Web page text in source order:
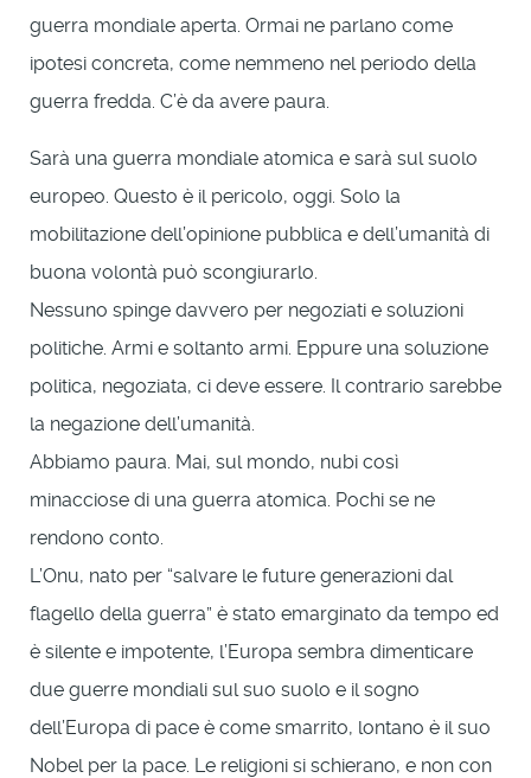
guerra mondiale aperta. Ormai ne parlano come
ipotesi concreta, come nemmeno nel periodo della
guerra fredda. C’è da avere paura.
Sarà una guerra mondiale atomica e sarà sul suolo
europeo. Questo è il pericolo, oggi. Solo la
mobilitazione dell’opinione pubblica e dell’umanità di
buona volontà può scongiurarlo.
Nessuno spinge davvero per negoziati e soluzioni
politiche. Armi e soltanto armi. Eppure una soluzione
politica, negoziata, ci deve essere. Il contrario sarebbe
la negazione dell’umanità.
Abbiamo paura. Mai, sul mondo, nubi così
minacciose di una guerra atomica. Pochi se ne
rendono conto.
L’Onu, nato per “salvare le future generazioni dal
flagello della guerra” è stato emarginato da tempo ed
è silente e impotente, l’Europa sembra dimenticare
due guerre mondiali sul suo suolo e il sogno
dell’Europa di pace è come smarrito, lontano è il suo
Nobel per la pace. Le religioni si schierano, e non con